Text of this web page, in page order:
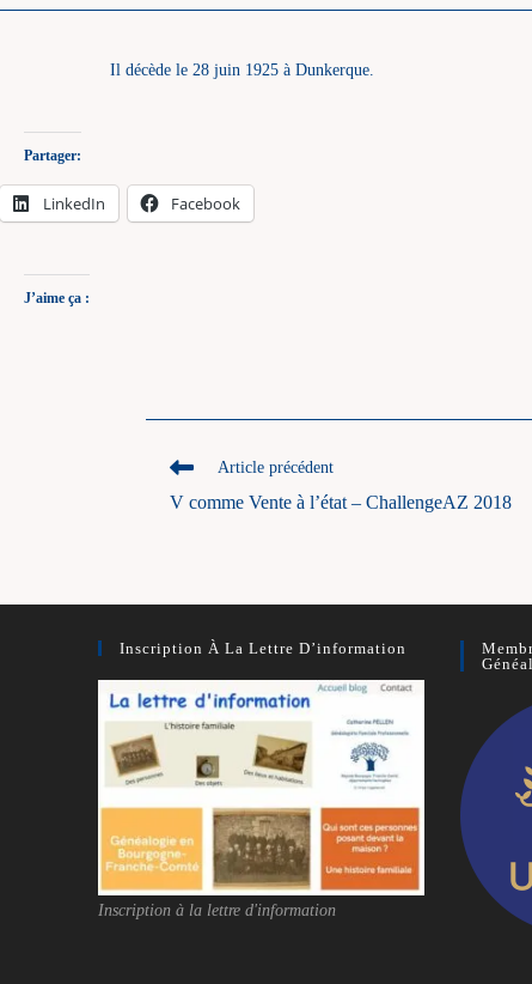
Il décède le 28 juin 1925 à Dunkerque.
Partager:
LinkedIn Facebook
J’aime ça :
Read
articles
Article précédent
V comme Vente à l’état – ChallengeAZ 2018
Inscription À La Lettre D’information
Inscription à la lettre d'information